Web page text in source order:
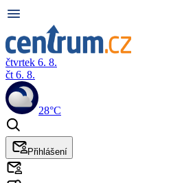
čtvrtek 6. 8.
čt 6. 8.
28°C
Přihlášení